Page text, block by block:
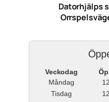
Datorhjälps
Veckodag
Måndag
Tisdag